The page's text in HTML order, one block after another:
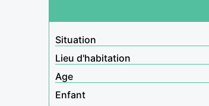
Situation
Lieu d'habitation
Age
Enfant